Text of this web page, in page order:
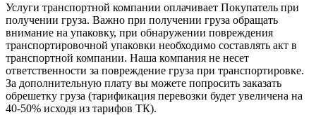
Услуги транспортной компании оплачивает Покупатель при
получении груза. Важно при получении груза обращать
внимание на упаковку, при обнаружении повреждения
транспортировочной упаковки необходимо составлять акт в
транспортной компании. Наша компания не несет
ответственности за повреждение груза при транспортировке.
За дополнительную плату вы можете попросить заказать
обрешетку груза (тарификация перевозки будет увеличена на
40-50% исходя из тарифов ТК).